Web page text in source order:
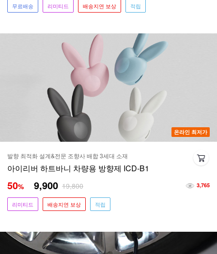
무료배송 리미티드 배송지연 보상 적립
온라인 최저가
발향 최적화 설계&전문 조향사 배합 3세대 소재
아이리버 하트바니 차량용 방향제 ICD-B1
3,765
50% 9,900 19,800
리미티드 배송지연 보상 적립